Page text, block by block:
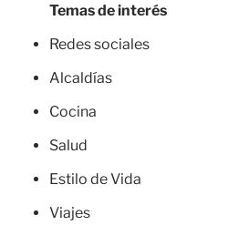
Temas de interés
Redes sociales
Alcaldías
Cocina
Salud
Estilo de Vida
Viajes